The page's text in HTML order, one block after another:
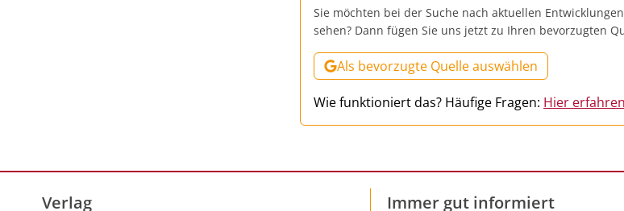
Sie möchten bei der Suche nach aktuellen
sehen? Dann fügen Sie uns jetzt zu Ihren bevorzugten
Als bevorzugte Quelle auswählen
Wie funktioniert das? Häufige Fragen: Hier
Verlag Immer gut informiert